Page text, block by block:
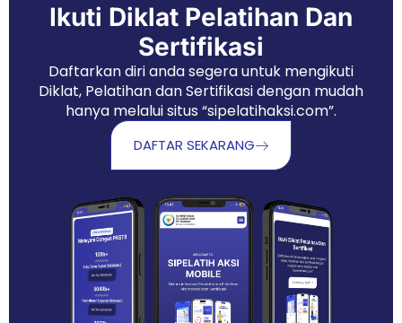
Ikuti Diklat Pelatihan Dan
Sertifikasi
Daftarkan diri anda segera untuk mengikuti
Diklat, Pelatihan dan Sertifikasi dengan mudah
hanya melalui situs “sipelatihaksi.com”.
DAFTAR SEKARANG